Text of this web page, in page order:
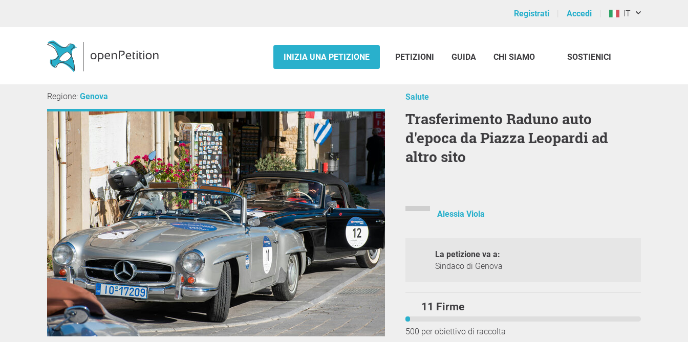
Registrati Accedi IT
INIZIA UNA PETIZIONE PETIZIONI GUIDA CHI SIAMO SOSTIENICI
Regione: Genova Salute
Trasferimento Raduno auto
d'epoca da Piazza Leopardi ad
altro sito
Alessia Viola
La petizione va a:
Sindaco di Genova
11 Firme
500 per obiettivo di raccolta